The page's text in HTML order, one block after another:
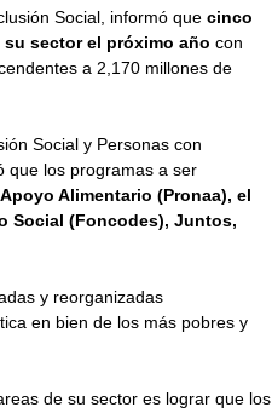
Social, informó que cinco
sector el próximo año con
a 2,170 millones de
Social y Personas con
que los programas a ser
Alimentario (Pronaa), el
Social (Foncodes), Juntos,
y reorganizadas
en bien de los más pobres y
de su sector es lograr que los